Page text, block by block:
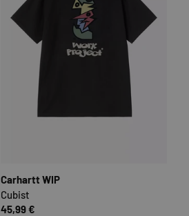
Carhartt WIP
Cubist
45,99 €